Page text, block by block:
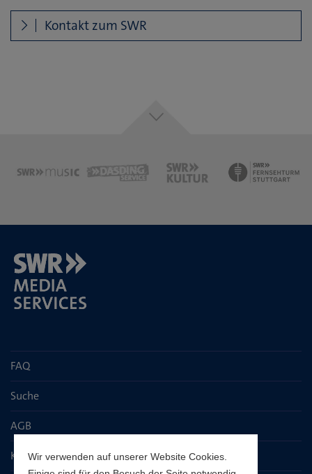
Wir verwenden auf unserer Website Cookies.
Kontakt zum SWR
FAQ
Suche
AGB
Kontaktseite